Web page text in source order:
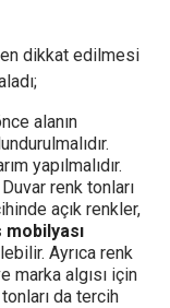
dikkat edilmesi
alanın
yapılmalıdır.
renk tonları
açık renkler,
Ayrıca renk
marka algısı için
da tercih